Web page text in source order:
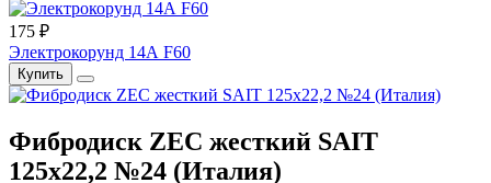
175 ₽
Электрокорунд 14А F60
Купить
Фибродиск ZEC жесткий SAIT
125х22,2 №24 (Италия)